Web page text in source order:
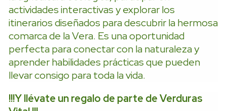
actividades interactivas y explorar los
itinerarios diseñados para descubrir la hermosa
comarca de la Vera. Es una oportunidad
perfecta para conectar con la naturaleza y
aprender habilidades prácticas que pueden
llevar consigo para toda la vida.
!!!Y llévate un regalo de parte de Verduras